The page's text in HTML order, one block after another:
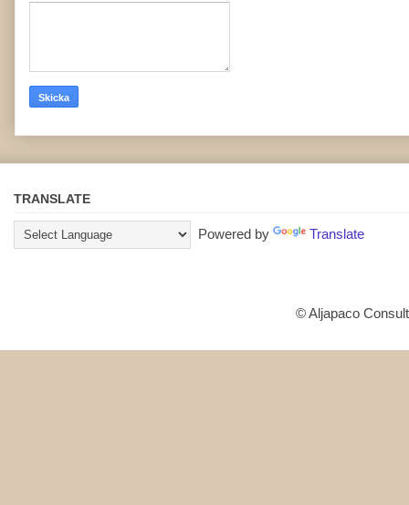
TRANSLATE
Powered by Translate
© Aljapaco